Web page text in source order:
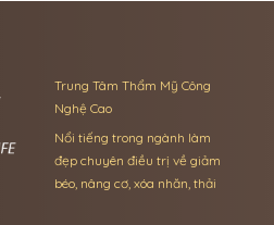
Trung Tâm Thẩm Mỹ Công
Nghệ Cao
Nổi tiếng trong ngành làm
đẹp chuyên điều trị về giảm
béo, nâng cơ, xóa nhăn, thải